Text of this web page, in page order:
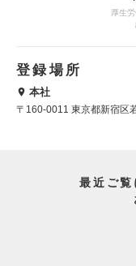
厚生
登録場所
本社
〒160-0011 東京都新宿区
最近ご覧